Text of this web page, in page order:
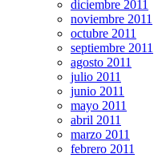
diciembre 2011
noviembre 2011
octubre 2011
septiembre 2011
agosto 2011
julio 2011
junio 2011
mayo 2011
abril 2011
marzo 2011
febrero 2011